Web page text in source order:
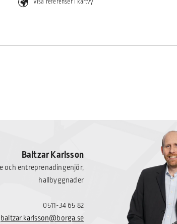
Visa referenser i kartvy
Baltzar Karlsson
och entreprenadingenjör,
hallbyggnader
0511-34 65 82
baltzar.karlsson@borga.se